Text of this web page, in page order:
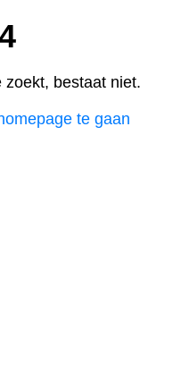
bestaat niet.
te gaan